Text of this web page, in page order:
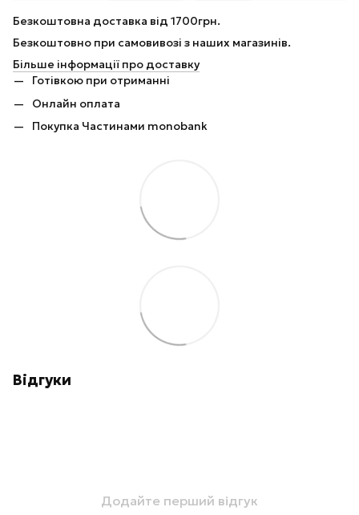
Безкоштовна доставка від 1700грн.
Безкоштовно при самовивозі з наших магазинів.
Більше інформації про доставку
Готівкою при отриманні
Онлайн оплата
Покупка Частинами monobank
Відгуки
Додайте перший відгук